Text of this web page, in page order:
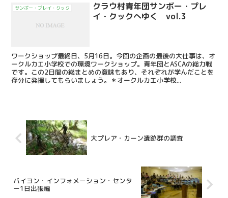
サンボー・プレイ・クック
クラウ村青年団サンボー・プレ
イ・クックへゆく vol.3
ワークショップ最終日、5月16日。今回の企画の最後の大仕事は、オ
ークルカエ小学校での環境ワークショップ。青年団とASCAの総力戦
です。この2日間の総まとめの意味もあり、それぞれが学んだことを
存分に発揮してもらいましょう。＊オークルカエ小学校...
大プレア・カーン遺跡群の調査
バイヨン・インフォメーション・センタ
ー1日出張編